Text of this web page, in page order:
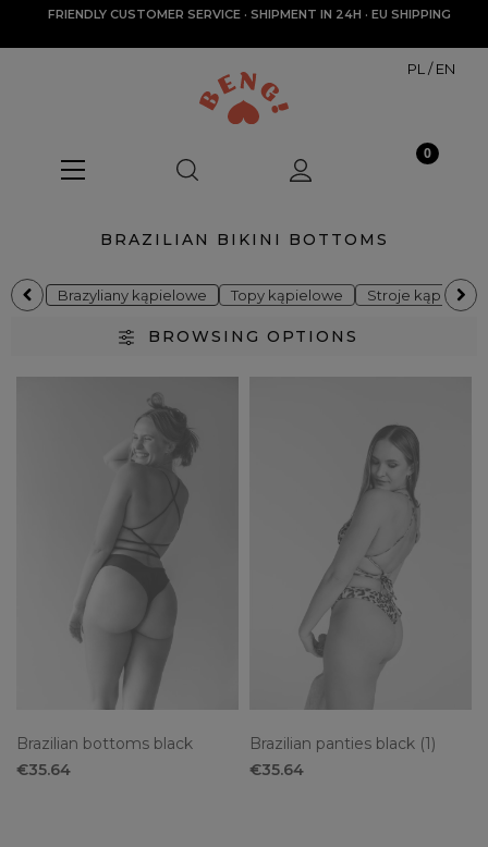
FRIENDLY CUSTOMER SERVICE · SHIPMENT IN 24H · EU SHIPPING
PL /EN
BRAZILIAN BIKINI BOTTOMS
Brazyliany kąpielowe Topy kąpielowe Stroje
BROWSING OPTIONS
Brazilian bikini bottoms
Brazilian bottoms black
€35.64
Brazilian panties black (1)
€35.64